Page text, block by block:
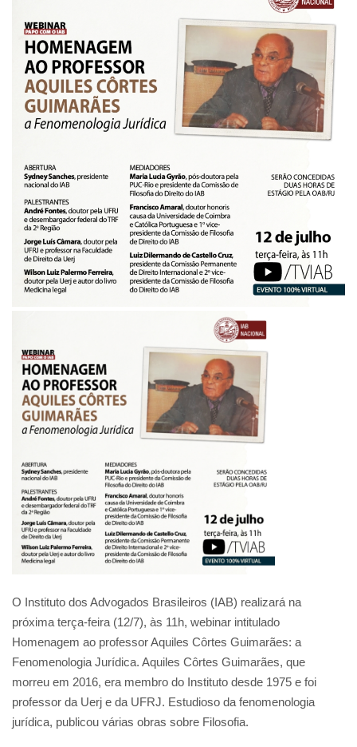
O Instituto dos Advogados Brasileiros (IAB) realizará na
próxima terça-feira (12/7), às 11h, webinar intitulado
Homenagem ao professor Aquiles Côrtes Guimarães: a
Fenomenologia Jurídica. Aquiles Côrtes Guimarães, que
morreu em 2016, era membro do Instituto desde 1975 e foi
professor da Uerj e da UFRJ. Estudioso da fenomenologia
jurídica, publicou várias obras sobre Filosofia.